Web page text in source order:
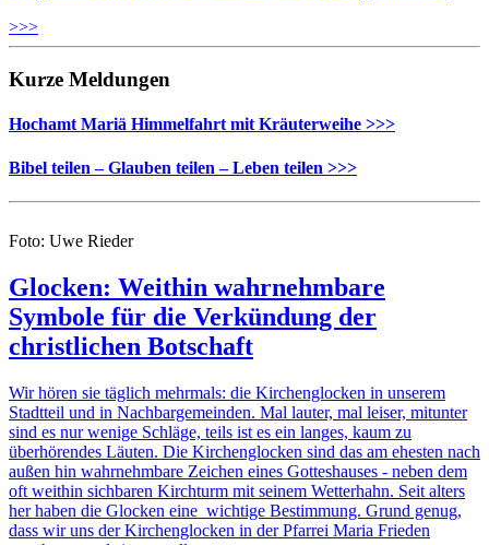
>>>
Kurze Meldungen
Hochamt Mariä Himmelfahrt mit Kräuterweihe >>>
Bibel teilen – Glauben teilen – Leben teilen >>>
Foto: Uwe Rieder
Glocken: Weithin wahrnehmbare
Symbole für die Verkündung der
christlichen Botschaft
Wir hören sie täglich mehrmals: die Kirchenglocken in unserem
Stadtteil und in Nachbargemeinden. Mal lauter, mal leiser, mitunter
sind es nur wenige Schläge, teils ist es ein langes, kaum zu
überhörendes Läuten. Die Kirchenglocken sind das am ehesten nach
außen hin wahrnehmbare Zeichen eines Gotteshauses - neben dem
oft weithin sichbaren Kirchturm mit seinem Wetterhahn. Seit alters
her haben die Glocken eine wichtige Bestimmung. Grund genug,
dass wir uns der Kirchenglocken in der Pfarrei Maria Frieden